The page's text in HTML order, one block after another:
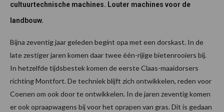
cultuurtechnische machines. Louter machines voor de
landbouw.
Bijna zeventig jaar geleden begint opa met een dorskast. In de
late zestiger jaren komen daar twee één-rijige bietenrooiers bij.
In hetzelfde tijdsbestek komen de eerste Claas-maaidorsers
richting Montfort. De techniek blijft zich ontwikkelen, reden voor
Coenen om ook door te ontwikkelen. In de jaren zeventig komen
er ook opraapwagens bij voor het oprapen van gras. Dit is gedaan